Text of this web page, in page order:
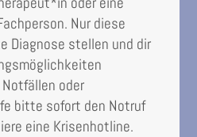
Nur diese
Diagnose stellen und dir
oder
bitte sofort den Notruf
eine Krisenhotline.